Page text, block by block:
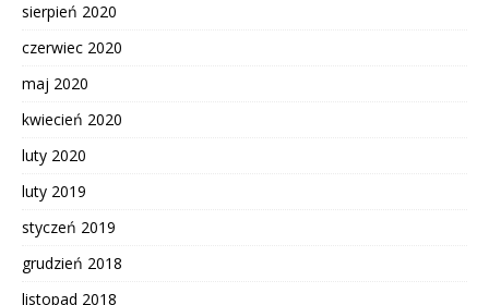
sierpień 2020
czerwiec 2020
maj 2020
kwiecień 2020
luty 2020
luty 2019
styczeń 2019
grudzień 2018
listopad 2018